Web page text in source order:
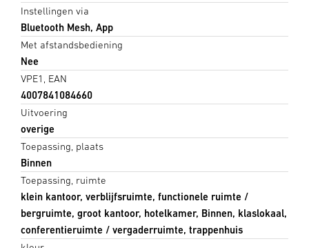
Instellingen via
Bluetooth Mesh, App
Met afstandsbediening
Nee
VPE1, EAN
4007841084660
Uitvoering
overige
Toepassing, plaats
Binnen
Toepassing, ruimte
klein kantoor, verblijfsruimte, functionele ruimte /
bergruimte, groot kantoor, hotelkamer, Binnen, klaslokaal,
conferentieruimte / vergaderruimte, trappenhuis